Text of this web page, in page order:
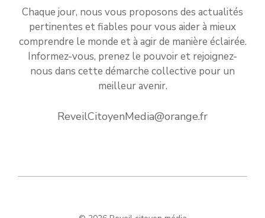
Chaque jour, nous vous proposons des actualités
pertinentes et fiables pour vous aider à mieux
comprendre le monde et à agir de manière éclairée.
Informez-vous, prenez le pouvoir et rejoignez-
nous dans cette démarche collective pour un
meilleur avenir.
ReveilCitoyenMedia@orange.fr